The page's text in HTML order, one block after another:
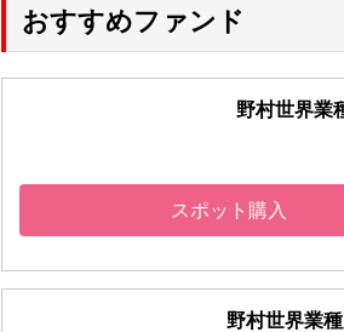
おすすめファンド
野村世界業
スポット購入
野村世界業